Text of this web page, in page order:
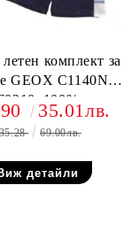
комплект за
GEOX C1140N
100% памук
35.01лв.
69.00лв.
детайли